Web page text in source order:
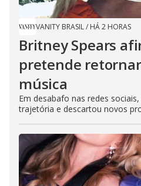
VANITY BRASIL/ HÁ 2 HORAS
Britney Spears
pretende
música
Em desabafo nas redes
trajetória e descartou novos